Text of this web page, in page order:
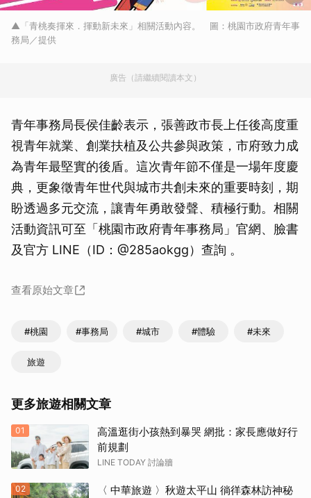
▲「青桃奏揮來．揮動新未來」相關活動內容。 圖：桃園市政府青年事
務局／提供
廣告（請繼續閱讀本文）
青年事務局長侯佳齡表示，張善政市長上任後高度重
視青年就業、創業扶植及公共參與政策，市府致力成
為青年最堅實的後盾。這次青年節不僅是一場年度慶
典，更象徵青年世代與城市共創未來的重要時刻，期
盼透過多元交流，讓青年勇敢發聲、積極行動。相關
活動資訊可至「桃園市政府青年事務局」官網、臉書
及官方 LINE（ID：@285aokgg）查詢 。
查看原始文章
#桃園 #事務局 #城市 #體驗 #未來
旅遊
更多旅遊相關文章
01
高溫逛街小孩熱到暴哭 網批：家長應做好行
前規劃
LINE TODAY 討論牆
02
〈 中華旅遊 〉秋遊太平山 徜徉森林訪神秘